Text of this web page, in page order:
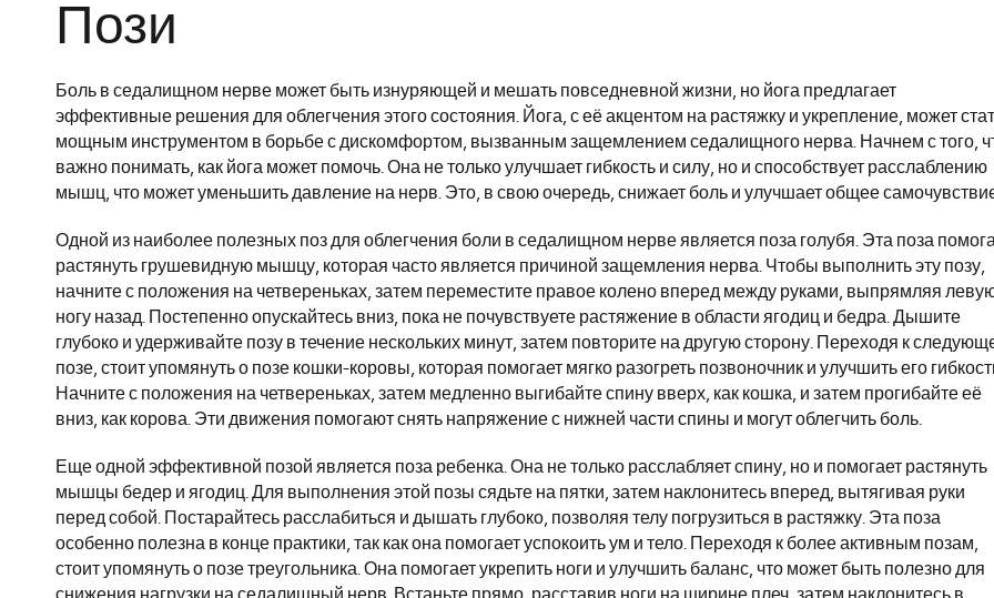
Пози
Боль в седалищном нерве может быть изнуряющей и мешать повседневной жизни, но йога предлагает
эффективные решения для облегчения этого состояния. Йога, с её акцентом на растяжку и укрепление, может
мощным инструментом в борьбе с дискомфортом, вызванным защемлением седалищного нерва. Начнем с того,
важно понимать, как йога может помочь. Она не только улучшает гибкость и силу, но и способствует расслаблению
мышц, что может уменьшить давление на нерв. Это, в свою очередь, снижает боль и улучшает общее
Одной из наиболее полезных поз для облегчения боли в седалищном нерве является поза голубя. Эта поза
растянуть грушевидную мышцу, которая часто является причиной защемления нерва. Чтобы выполнить эту позу,
начните с положения на четвереньках, затем переместите правое колено вперед между руками, выпрямляя
ногу назад. Постепенно опускайтесь вниз, пока не почувствуете растяжение в области ягодиц и бедра. Дышите
глубоко и удерживайте позу в течение нескольких минут, затем повторите на другую сторону. Переходя к
позе, стоит упомянуть о позе кошки-коровы, которая помогает мягко разогреть позвоночник и улучшить его
Начните с положения на четвереньках, затем медленно выгибайте спину вверх, как кошка, и затем прогибайте её
вниз, как корова. Эти движения помогают снять напряжение с нижней части спины и могут облегчить боль.
Еще одной эффективной позой является поза ребенка. Она не только расслабляет спину, но и помогает растянуть
мышцы бедер и ягодиц. Для выполнения этой позы сядьте на пятки, затем наклонитесь вперед, вытягивая руки
перед собой. Постарайтесь расслабиться и дышать глубоко, позволяя телу погрузиться в растяжку. Эта поза
особенно полезна в конце практики, так как она помогает успокоить ум и тело. Переходя к более активным позам,
стоит упомянуть о позе треугольника. Она помогает укрепить ноги и улучшить баланс, что может быть полезно для